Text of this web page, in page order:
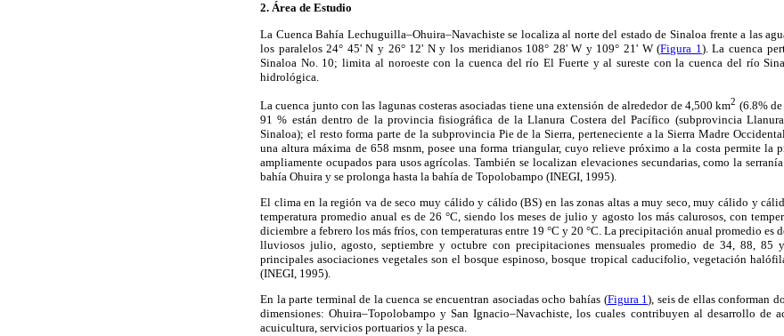
2. Área de Estudio
La Cuenca Bahía Lechuguilla–Ohuira–Navachiste se localiza al norte del estado de Sinaloa frente a las
los paralelos 24° 45' N y 26° 12' N y los meridianos 108° 28' W y 109° 21' W (Figura 1 ). La cuenca
Sinaloa No. 10; limita al noroeste con la cuenca del río El Fuerte y al sureste con la cuenca del río
hidrológica.
La cuenca junto con las lagunas costeras asociadas tiene una extensión de alrededor de 4,500 km2 (6.8%
91 % están dentro de la provincia fisiográfica de la Llanura Costera del Pacífico (subprovincia
Sinaloa); el resto forma parte de la subprovincia Pie de la Sierra, perteneciente a la Sierra Madre
una altura máxima de 658 msnm, posee una forma triangular, cuyo relieve próximo a la costa permite la
ampliamente ocupados para usos agrícolas. También se localizan elevaciones secundarias, como la
bahía Ohuira y se prolonga hasta la bahía de Topolobampo (INEGI, 1995).
El clima en la región va de seco muy cálido y cálido (BS) en las zonas altas a muy seco, muy cálido y
temperatura promedio anual es de 26 °C, siendo los meses de julio y agosto los más calurosos, con
diciembre a febrero los más fríos, con temperaturas entre 19 °C y 20 °C. La precipitación anual promedio es
lluviosos julio, agosto, septiembre y octubre con precipitaciones mensuales promedio de 34, 88, 85
principales asociaciones vegetales son el bosque espinoso, bosque tropical caducifolio, vegetación
(INEGI, 1995).
En la parte terminal de la cuenca se encuentran asociadas ocho bahías (Figura 1), seis de ellas conforman
dimensiones: Ohuira–Topolobampo y San Ignacio–Navachiste, los cuales contribuyen al desarrollo de
acuicultura, servicios portuarios y la pesca.